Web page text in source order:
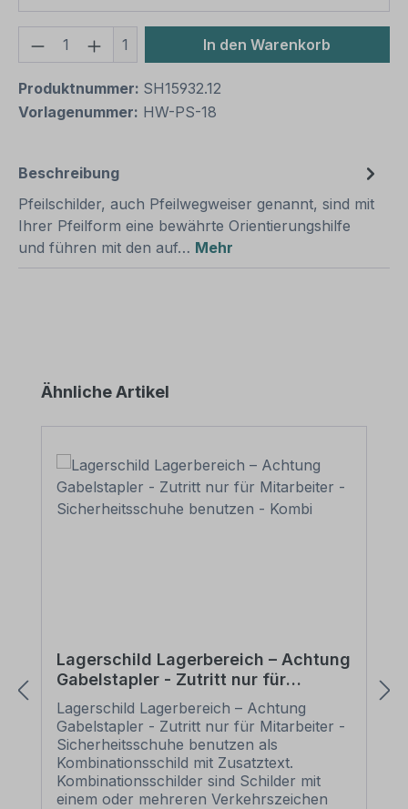
Produkt Anzahl: Gib den
1 In den Warenkorb
Produktnummer: SH15932.12
Vorlagenummer: HW-PS-18
Beschreibung
Pfeilschilder, auch Pfeilwegweiser genannt, sind mit
Ihrer Pfeilform eine bewährte Orientierungshilfe
und führen mit den auf… Mehr
Produktgalerie überspringen
Ähnliche Artikel
Lagerschild Lagerbereich – Achtung
Gabelstapler - Zutritt nur für
Mitarbeiter - Sicherheitsschuhe
benutzen - Kombi
Lagerschild Lagerbereich – Achtung
Gabelstapler - Zutritt nur für Mitarbeiter -
Sicherheitsschuhe benutzen als
Kombinationsschild mit Zusatztext.
Kombinationsschilder sind Schilder mit
einem oder mehreren Verkehrszeichen